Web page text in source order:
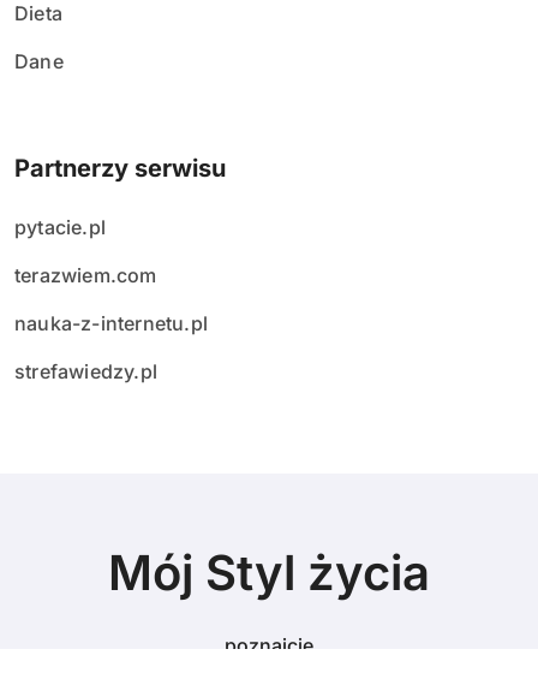
Dieta
Dane
Partnerzy serwisu
pytacie.pl
terazwiem.com
nauka-z-internetu.pl
strefawiedzy.pl
Mój Styl życia
poznajcie